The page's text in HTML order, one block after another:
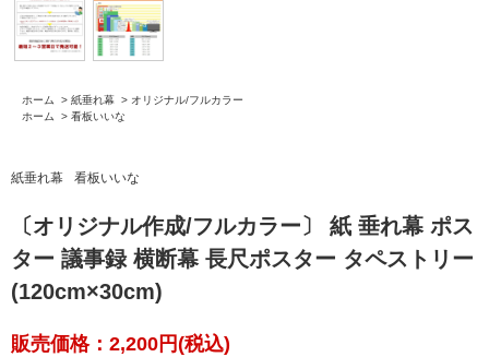
ホーム > 紙垂れ幕 > オリジナル/フルカラー
ホーム
> 看板いいな
紙垂れ幕 看板いいな
〔オリジナル作成/フルカラー〕 紙 垂れ幕 ポス
ター 議事録 横断幕 長尺ポスター タペストリー
(120cm×30cm)
販売価格：2,200円(税込)